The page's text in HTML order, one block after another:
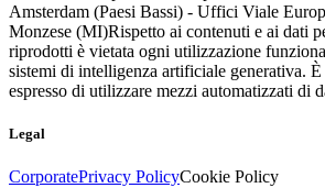
Amsterdam (Paesi Bassi) - Uffici Viale
Monzese (MI)Rispetto ai contenuti e ai dati
riprodotti è vietata ogni utilizzazione
sistemi di intelligenza artificiale generativa.
espresso di utilizzare mezzi automatizzati di
Legal
CorporatePrivacy PolicyCookie Policy